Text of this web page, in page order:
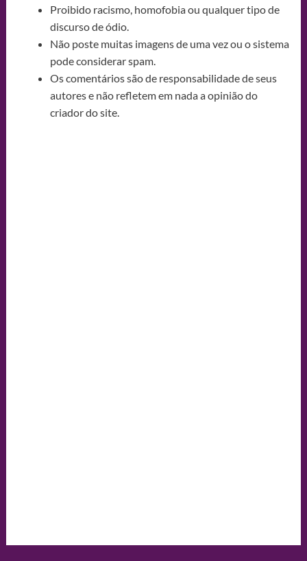
Proibido racismo, homofobia ou qualquer tipo de
discurso de ódio.
Não poste muitas imagens de uma vez ou o sistema
pode considerar spam.
Os comentários são de responsabilidade de seus
autores e não refletem em nada a opinião do
criador do site.